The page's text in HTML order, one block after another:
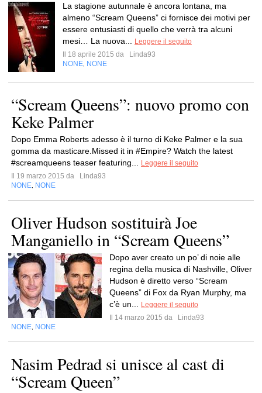
La stagione autunnale è ancora lontana, ma
almeno “Scream Queens” ci fornisce dei motivi per
essere entusiasti di quello che verrà tra alcuni
mesi… La nuova...
Leggere il seguito
Il 18 aprile 2015 da
Linda93
NONE NONE
“Scream Queens”: nuovo promo con
Keke Palmer
Dopo Emma Roberts adesso è il turno di Keke Palmer e la sua
gomma da masticare.Missed it in #Empire? Watch the latest
#screamqueens teaser featuring...
Leggere il seguito
Il 19 marzo 2015 da
Linda93
NONE NONE
Oliver Hudson sostituirà Joe
Manganiello in “Scream Queens”
Dopo aver creato un po’ di noie alle
regina della musica di Nashville, Oliver
Hudson è diretto verso “Scream
Queens” di Fox da Ryan Murphy, ma
c’è un...
Leggere il seguito
Il 14 marzo 2015 da
Linda93
NONE NONE
Nasim Pedrad si unisce al cast di
“Scream Queen”